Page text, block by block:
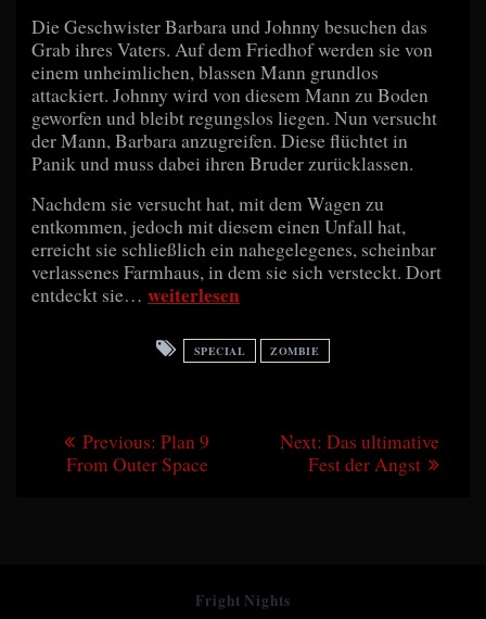
Die Geschwister Barbara und Johnny besuchen das
Grab ihres Vaters. Auf dem Friedhof werden sie von
einem unheimlichen, blassen Mann grundlos
attackiert. Johnny wird von diesem Mann zu Boden
geworfen und bleibt regungslos liegen. Nun versucht
der Mann, Barbara anzugreifen. Diese flüchtet in
Panik und muss dabei ihren Bruder zurücklassen.
Nachdem sie versucht hat, mit dem Wagen zu
entkommen, jedoch mit diesem einen Unfall hat,
erreicht sie schließlich ein nahegelegenes, scheinbar
verlassenes Farmhaus, in dem sie sich versteckt. Dort
entdeckt sie… weiterlesen
SPECIAL ZOMBIE
Beitragsnavigation
Previous: Previous
post:
Plan 9
From Outer Space
Next: Next
post:
Das ultimative
Fest der Angst
Fright Nights